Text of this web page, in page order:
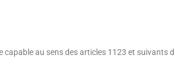
au sens des articles 1123 et suivants